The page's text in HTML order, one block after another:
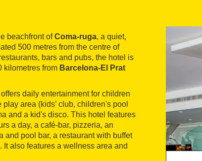
beachfront ofComa-ruga, a quiet,
500 metres from the centre of
bars and pubs, the hotel is
kilometres from Barcelona-El Prat
offers daily entertainment for children
area (kids’ club, children's pool
and a kid's disco. This hotel features
a day, a café-bar, pizzeria, an
and pool bar, a restaurant with buffet
also features a wellness area and